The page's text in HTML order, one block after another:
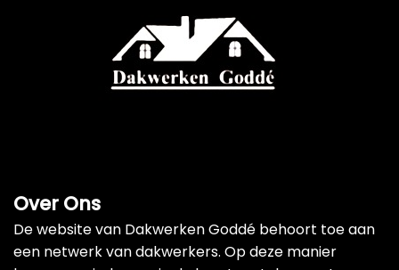
Over Ons
De website van Dakwerken Goddé behoort toe aan
een netwerk van dakwerkers. Op deze manier